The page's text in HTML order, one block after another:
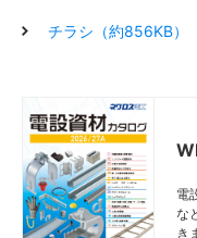
チラシ（約856KB）
電
な
き